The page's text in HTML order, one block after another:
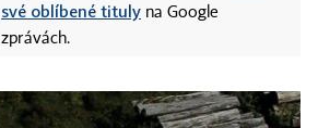
své oblíbené tituly na Google
zprávách.